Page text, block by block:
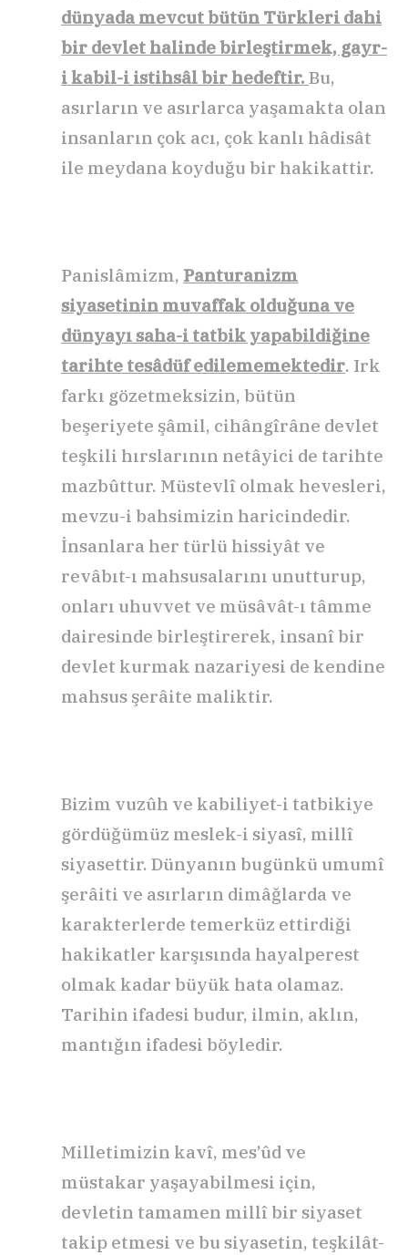
dünyada mevcut bütün Türkleri dahi
bir devlet halinde birleştirmek, gayr-
i kabil-i istihsâl bir hedeftir. Bu,
asırların ve asırlarca yaşamakta olan
insanların çok acı, çok kanlı hâdisât
ile meydana koyduğu bir hakikattir.
Panislâmizm, Panturanizm
siyasetinin muvaffak olduğuna ve
dünyayı saha-i tatbik yapabildiğine
tarihte tesâdüf edilememektedir. Irk
farkı gözetmeksizin, bütün
beşeriyete şâmil, cihângîrâne devlet
teşkili hırslarının netâyici de tarihte
mazbûttur. Müstevlî olmak hevesleri,
mevzu-i bahsimizin haricindedir.
İnsanlara her türlü hissiyât ve
revâbıt-ı mahsusalarını unutturup,
onları uhuvvet ve müsâvât-ı tâmme
dairesinde birleştirerek, insanî bir
devlet kurmak nazariyesi de kendine
mahsus şerâite maliktir.
Bizim vuzûh ve kabiliyet-i tatbikiye
gördüğümüz meslek-i siyasî, millî
siyasettir. Dünyanın bugünkü umumî
şerâiti ve asırların dimâğlarda ve
karakterlerde temerküz ettirdiği
hakikatler karşısında hayalperest
olmak kadar büyük hata olamaz.
Tarihin ifadesi budur, ilmin, aklın,
mantığın ifadesi böyledir.
Milletimizin kavî, mes’ûd ve
müstakar yaşayabilmesi için,
devletin tamamen millî bir siyaset
takip etmesi ve bu siyasetin, teşkilât-